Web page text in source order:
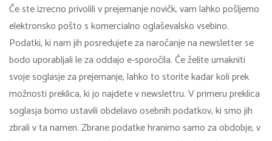
Če ste izrecno privolili v prejemanje novičk, vam lahko pošljemo
elektronsko pošto s komercialno oglaševalsko vsebino.
Podatki, ki nam jih posredujete za naročanje na newsletter se
bodo uporabljali le za oddajo e-sporočila. Če želite umakniti
svoje soglasje za prejemanje, lahko to storite kadar koli prek
možnosti preklica, ki jo najdete v newslettru. V primeru preklica
soglasja bomo ustavili obdelavo osebnih podatkov, ki smo jih
zbrali v ta namen. Zbrane podatke hranimo samo za obdobje, v